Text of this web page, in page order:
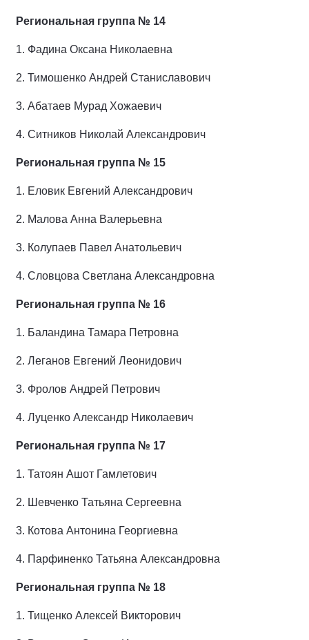
Региональная группа № 14
1. Фадина Оксана Николаевна
2. Тимошенко Андрей Станиславович
3. Абатаев Мурад Хожаевич
4. Ситников Николай Александрович
Региональная группа № 15
1. Еловик Евгений Александрович
2. Малова Анна Валерьевна
3. Колупаев Павел Анатольевич
4. Словцова Светлана Александровна
Региональная группа № 16
1. Баландина Тамара Петровна
2. Леганов Евгений Леонидович
3. Фролов Андрей Петрович
4. Луценко Александр Николаевич
Региональная группа № 17
1. Татоян Ашот Гамлетович
2. Шевченко Татьяна Сергеевна
3. Котова Антонина Георгиевна
4. Парфиненко Татьяна Александровна
Региональная группа № 18
1. Тищенко Алексей Викторович